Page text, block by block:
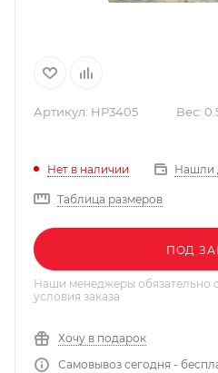
Артикул: HP3405 Вес:
Нет в наличии Нашли
Таблица размеров
ПОД
Наши менеджеры обязательно
условия заказа
Хочу в подарок
Самовывоз сегодня -